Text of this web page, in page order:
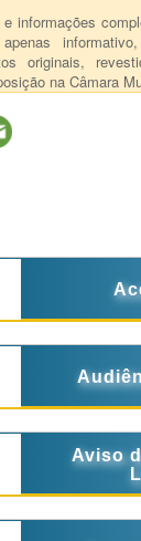
informações
originais,
na Câmara
Aviso